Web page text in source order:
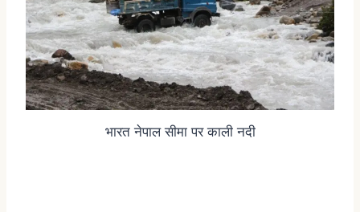
भारत नेपाल सीमा पर काली नदी